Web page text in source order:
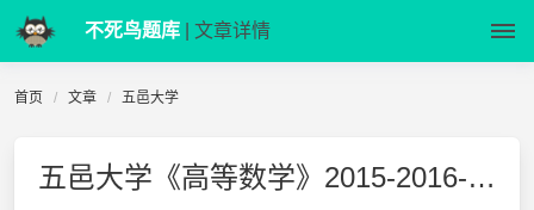
不死鸟题库 | 文章详情
首页 文章 五邑大学
五邑大学《高等数学》2015-2016-1 期末A卷答案